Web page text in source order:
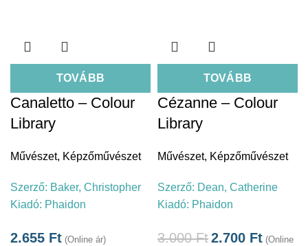
TOVÁBB
Canaletto – Colour
Library
Művészet, Képzőművészet
Szerző: Baker, Christopher
Kiadó: Phaidon
2.655 Ft (Online ár)
TOVÁBB
Cézanne – Colour
Library
Művészet, Képzőművészet
Szerző: Dean, Catherine
Kiadó: Phaidon
3.000Ft2.700 Ft (Online